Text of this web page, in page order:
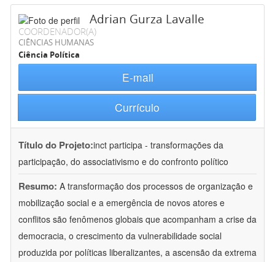
Adrian Gurza Lavalle
COORDENADOR(A)
CIÊNCIAS HUMANAS
Ciência Política
E-mail
Currículo
Título do Projeto:inct participa - transformações da
participação, do associativismo e do confronto político
Resumo: A transformação dos processos de organização e
mobilização social e a emergência de novos atores e
conflitos são fenômenos globais que acompanham a crise da
democracia, o crescimento da vulnerabilidade social
produzida por políticas liberalizantes, a ascensão da extrema